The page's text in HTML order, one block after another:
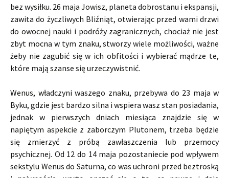
bez wysiłku. 26 maja Jowisz, planeta dobrostanu i ekspansji,
zawita do życzliwych Bliźniąt, otwierając przed wami drzwi
do owocnej nauki i podróży zagranicznych, chociaż nie jest
zbyt mocna w tym znaku, stworzy wiele możliwości, ważne
żeby nie zagubić się w ich obfitości i wybierać mądrze te,
które mają szanse się urzeczywistnić.
Wenus, władczyni waszego znaku, przebywa do 23 maja w
Byku, gdzie jest bardzo silna i wspiera wasz stan posiadania,
jednak w pierwszych dniach miesiąca znajdzie się w
napiętym aspekcie z zaborczym Plutonem, trzeba będzie
się zmierzyć z próbą zawłaszczenia lub przemocy
psychicznej. Od 12 do 14 maja pozostaniecie pod wpływem
sekstylu Wenus do Saturna, co was uchroni przed beztroską